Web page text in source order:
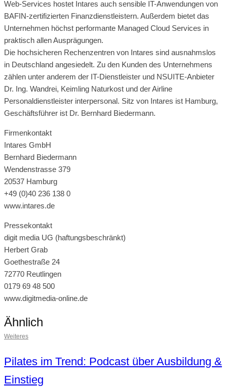
Web-Services hostet Intares auch sensible IT-Anwendungen von
BAFIN-zertifizierten Finanzdienstleistern. Außerdem bietet das
Unternehmen höchst performante Managed Cloud Services in
praktisch allen Ausprägungen.
Die hochsicheren Rechenzentren von Intares sind ausnahmslos
in Deutschland angesiedelt. Zu den Kunden des Unternehmens
zählen unter anderem der IT-Dienstleister und NSUITE-Anbieter
Dr. Ing. Wandrei, Keimling Naturkost und der Airline
Personaldienstleister interpersonal. Sitz von Intares ist Hamburg,
Geschäftsführer ist Dr. Bernhard Biedermann.
Firmenkontakt
Intares GmbH
Bernhard Biedermann
Wendenstrasse 379
20537 Hamburg
+49 (0)40 236 138 0
www.intares.de
Pressekontakt
digit media UG (haftungsbeschränkt)
Herbert Grab
Goethestraße 24
72770 Reutlingen
0179 69 48 500
www.digitmedia-online.de
Ähnlich
Weiteres
Pilates im Trend: Podcast über Ausbildung &
Einstieg